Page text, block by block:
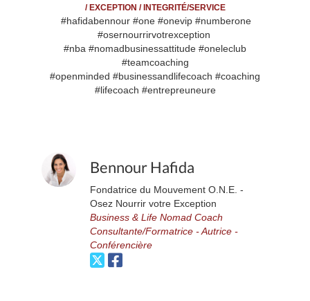
/ EXCEPTION / INTEGRITÉ/SERVICE
#hafidabennour #one #onevip #numberone
#osernourrirvotrexception
#nba #nomadbusinessattitude #oneleclub
#teamcoaching
#openminded #businessandlifecoach #coaching
#lifecoach #entrepreuneure
Bennour Hafida
Fondatrice du Mouvement O.N.E. -
Osez Nourrir votre Exception
Business & Life Nomad Coach
Consultante/Formatrice - Autrice -
Conférencière